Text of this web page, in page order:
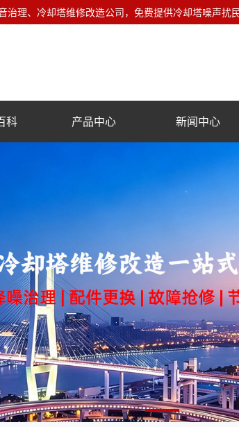
理、冷却塔维修改造公司，免费提供冷却塔噪声扰
科 产品中心 新闻中心